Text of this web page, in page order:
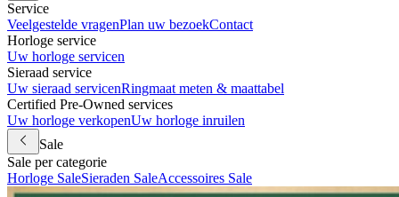
Service
Veelgestelde vragenPlan uw bezoekContact
Horloge service
Uw horloge servicen
Sieraad service
Uw sieraad servicenRingmaat meten & maattabel
Certified Pre-Owned services
Uw horloge verkopenUw horloge inruilen
Sale
Sale per categorie
Horloge SaleSieraden SaleAccessoires Sale